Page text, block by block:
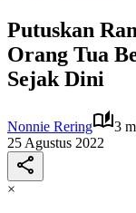
Putuskan
Orang Tua
Sejak Dini
Nonnie Rering
3
25 Agustus 2022
×